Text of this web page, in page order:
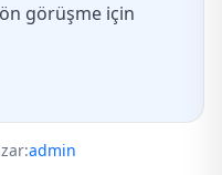
görüşme için
admin